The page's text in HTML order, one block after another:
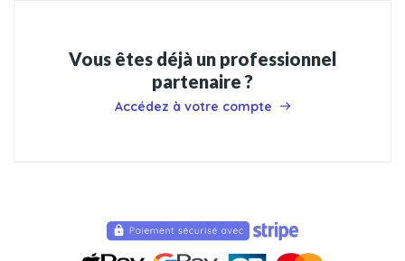
Vous êtes déjà un professionnel
partenaire ?
Accédez à votre compte